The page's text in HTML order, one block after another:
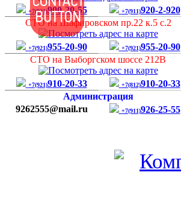
+7(921)900-20-55 +7(911)920-2-920
СТО на Шафировском пр.22 к.5 с.2
+7(921)955-20-90 +7(921)955-20-90
СТО на Выборгском шоссе 212В
+7(921)910-20-33 +7(812)910-20-33
Администрация
9262555@mail.ru
+7(911)926-25-55